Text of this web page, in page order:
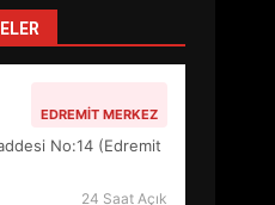
EDREMIT MERKEZ
No:14 (Edremit
24 Saat Açık
MÜZELERİNDE
NE DEĞİŞTİ?